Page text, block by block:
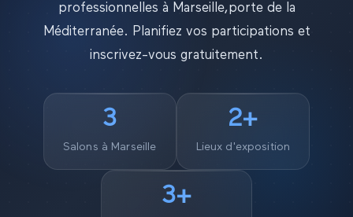
professionnelles à Marseille,porte de la
Méditerranée. Planifiez vos participations et
inscrivez-vous gratuitement.
3
Salons à Marseille
2+
Lieux d'exposition
3+